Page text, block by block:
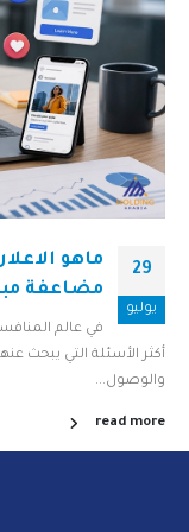
29
يوليو
مضاعفة
في عالم
أكثر الأسئلة التي يبحث
والوصول...
read more